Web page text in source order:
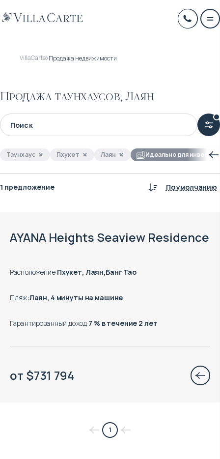
VillaCarte Продажа недвижимости
Продажа таунхаусов, Лаян
Таунхаус Пхукет Лаян Идеально для
1 предложение По умолчанию
AYANA Heights Seaview Residence
Расположение:Пхукет, Лаян,Банг Тао
Пляж:Лаян, 4 минуты на машине
Гарантированный доход:7 % в течение 2 лет
от $731 794
1